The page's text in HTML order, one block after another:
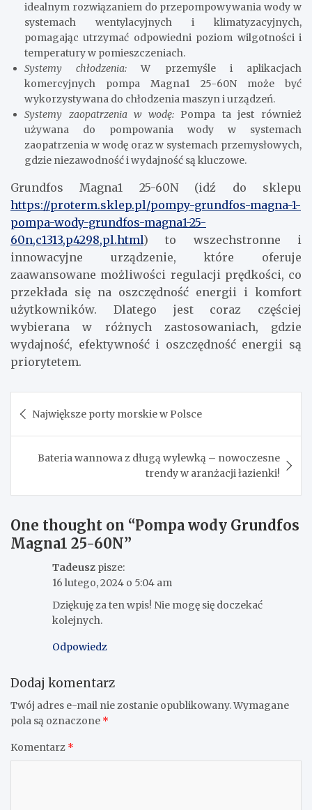
idealnym rozwiązaniem do przepompowywania wody w
systemach wentylacyjnych i klimatyzacyjnych,
pomagając utrzymać odpowiedni poziom wilgotności i
temperatury w pomieszczeniach.
Systemy chłodzenia: W przemyśle i aplikacjach
komercyjnych pompa Magna1 25-60N może być
wykorzystywana do chłodzenia maszyn i urządzeń.
Systemy zaopatrzenia w wodę:Pompa ta jest również
używana do pompowania wody w systemach
zaopatrzenia w wodę oraz w systemach przemysłowych,
gdzie niezawodność i wydajność są kluczowe.
Grundfos Magna1 25-60N (idź do sklepu
https://proterm.sklep.pl/pompy-grundfos-magna-1-
pompa-wody-grundfos-magna1-25-
60n,c1313,p4298,pl.html) to wszechstronne i
innowacyjne urządzenie, które oferuje
zaawansowane możliwości regulacji prędkości, co
przekłada się na oszczędność energii i komfort
użytkowników. Dlatego jest coraz częściej
wybierana w różnych zastosowaniach, gdzie
wydajność, efektywność i oszczędność energii są
priorytetem.
wpisu
Największe porty morskie w Polsce
Bateria wannowa z długą wylewką – nowoczesne
trendy w aranżacji łazienki!
One thought on “Pompa wody Grundfos
Magna1 25-60N”
Tadeusz pisze:
16 lutego, 2024 o 5:04 am
Dziękuję za ten wpis! Nie mogę się doczekać
kolejnych.
Odpowiedz
Dodaj komentarz
Twój adres e-mail nie zostanie opublikowany.Wymagane
pola są oznaczone *
Komentarz *